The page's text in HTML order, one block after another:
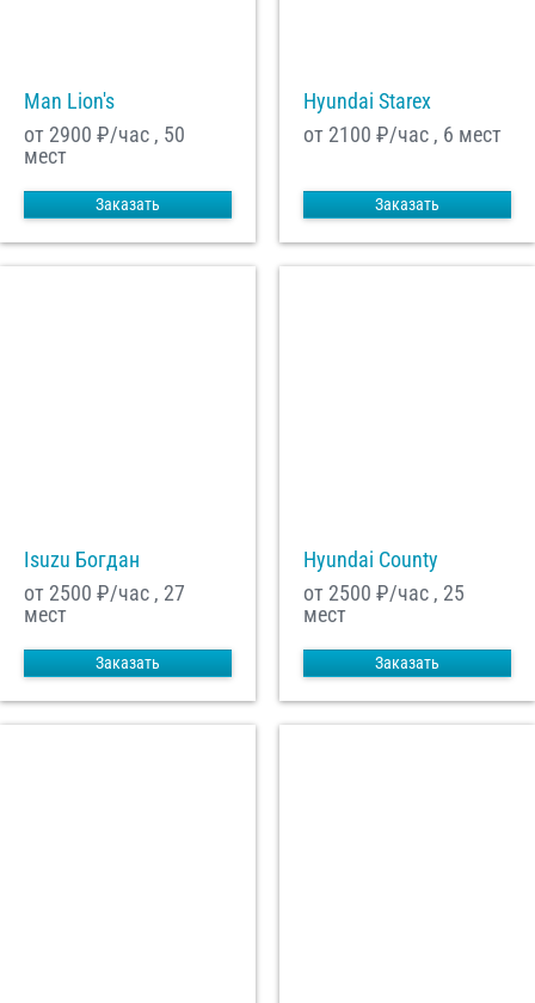
Man Lion's
от 2900 ₽/час , 50
мест
Заказать
Hyundai Starex
от 2100 ₽/час , 6 мест
Заказать
Isuzu Богдан
от 2500 ₽/час , 27
мест
Заказать
Hyundai County
от 2500 ₽/час , 25
мест
Заказать